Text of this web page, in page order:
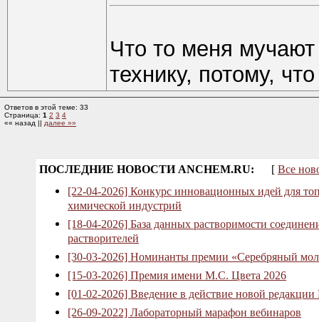
Что то меня
технику, потому,
Ответов в этой теме: 33
Страница: 1 2 3 4
«« назад || далее »»
ПОСЛЕДНИЕ НОВОСТИ ANCHEM.RU: [ Все
[22-04-2026] Конкурс инновационных идей для
химической индустрий
[18-04-2026] База данных растворимости
растворителей
[30-03-2026] Номинанты премии «Серебряный
[15-03-2026] Премия имени М.С. Цвета 2026
[01-02-2026] Введение в действие новой
[26-09-2022] Лабораторный марафон вебинаров